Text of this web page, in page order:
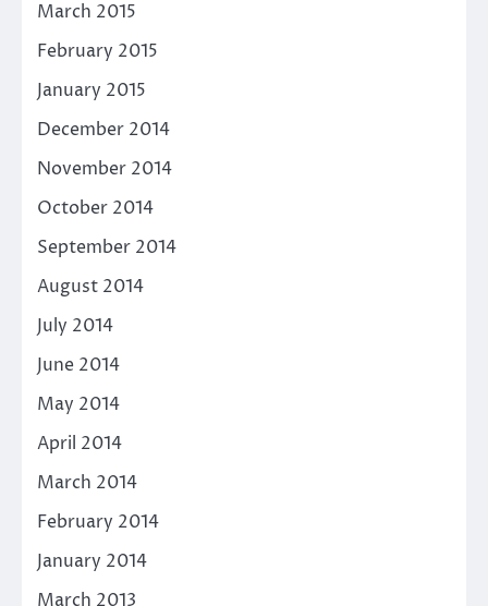
March 2015
February 2015
January 2015
December 2014
November 2014
October 2014
September 2014
August 2014
July 2014
June 2014
May 2014
April 2014
March 2014
February 2014
January 2014
March 2013